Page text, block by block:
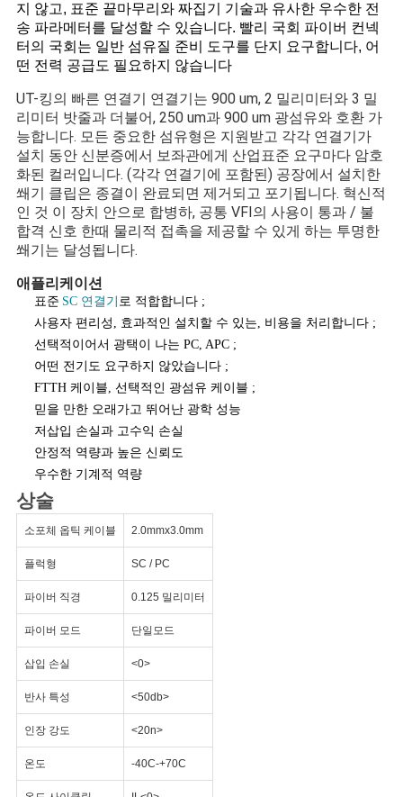
사
이
트
맵
PRIVACY
POLICY
지 않고, 표준 끝마무리와 짜집기 기술과 유사한 우수한 전
송 파라메터를 달성할 수 있습니다. 빨리 국회 파이버 컨넥
터의 국회는 일반 섬유질 준비 도구를 단지 요구합니다, 어
떤 전력 공급도 필요하지 않습니다
UT-킹의 빠른 연결기 연결기는 900 um, 2 밀리미터와 3 밀
리미터 밧줄과 더불어, 250 um과 900 um 광섬유와 호환 가
능합니다. 모든 중요한 섬유형은 지원받고 각각 연결기가
설치 동안 신분증에서 보좌관에게 산업표준 요구마다 암호
화된 컬러입니다. (각각 연결기에 포함된) 공장에서 설치한
쐐기 클립은 종결이 완료되면 제거되고 포기됩니다. 혁신적
인 것 이 장치 안으로 합병하, 공통 VFI의 사용이 통과 / 불
합격 신호 한때 물리적 접촉을 제공할 수 있게 하는 투명한
쐐기는 달성됩니다.
애플리케이션
표준 SC 연결기 로 적합합니다 ;
사용자 편리성, 효과적인 설치할 수 있는, 비용을 처리합니다 ;
선택적이어서 광택이 나는 PC, APC ;
어떤 전기도 요구하지 않았습니다 ;
FTTH 케이블, 선택적인 광섬유 케이블 ;
믿을 만한 오래가고 뛰어난 광학 성능
저삽입 손실과 고수익 손실
안정적 역량과 높은 신뢰도
우수한 기계적 역량
상술
소포체 옵틱 케이블 2.0mmx3.0mm
플럭형 SC / PC
파이버 직경 0.125 밀리미터
파이버 모드 단일모드
삽입 손실 <0>
반사 특성 <50db>
인장 강도 <20n>
온도 -40C-+70C